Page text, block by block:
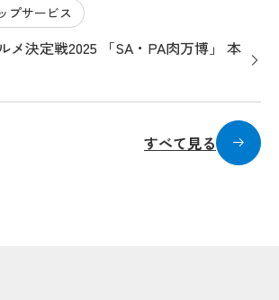
プサービス
メ決定戦2025 「SA・PA肉万博」 本
すべて見る